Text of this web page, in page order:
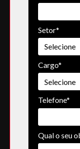
Setor*
Cargo*
Telefone*
Qual o seu